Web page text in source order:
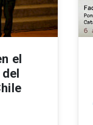
el